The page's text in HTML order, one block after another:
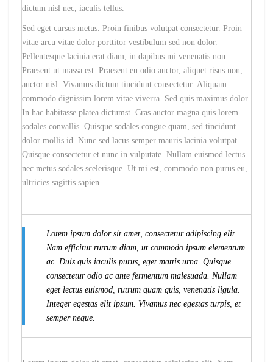
dictum nisl nec, iaculis tellus.
Sed eget cursus metus. Proin finibus volutpat consectetur. Proin
vitae arcu vitae dolor porttitor vestibulum sed non dolor.
Pellentesque lacinia erat diam, in dapibus mi venenatis non.
Praesent ut massa est. Praesent eu odio auctor, aliquet risus non,
auctor nisl. Vivamus dictum tincidunt consectetur. Aliquam
commodo dignissim lorem vitae viverra. Sed quis maximus dolor.
In hac habitasse platea dictumst. Cras auctor magna quis lorem
sodales convallis. Quisque sodales congue quam, sed tincidunt
dolor mollis id. Nunc sed lacus semper mauris lacinia volutpat.
Quisque consectetur et nunc in vulputate. Nullam euismod lectus
nec metus sodales scelerisque. Ut mi est, commodo non purus eu,
ultricies sagittis sapien.
Lorem ipsum dolor sit amet, consectetur adipiscing elit.
Nam efficitur rutrum diam, ut commodo ipsum elementum
ac. Duis quis iaculis purus, eget mattis urna. Quisque
consectetur odio ac ante fermentum malesuada. Nullam
eget lectus euismod, rutrum quam quis, venenatis ligula.
Integer egestas elit ipsum. Vivamus nec egestas turpis, et
semper neque.